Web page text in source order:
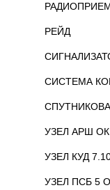
РЕЙД
СИСТЕМА
УЗЕЛ АРШ
УЗЕЛ КУД
УЗЕЛ ПСБ 5